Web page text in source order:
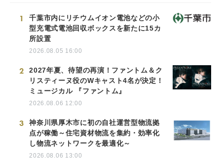
1
千葉市内にリチウムイオン電池などの小
型充電式電池回収ボックスを新たに15カ
所設置
2026.08.05 16:00
2
2027年夏、待望の再演！ファントム＆ク
リスティーヌ役のWキャスト4名が決定！
ミュージカル 『ファントム』
2026.08.06 12:00
3
神奈川県厚木市に初の自社運営型物流拠
点が稼働～住宅資材物流を集約・効率化
し物流ネットワークを最適化～
2026.08.06 13:00